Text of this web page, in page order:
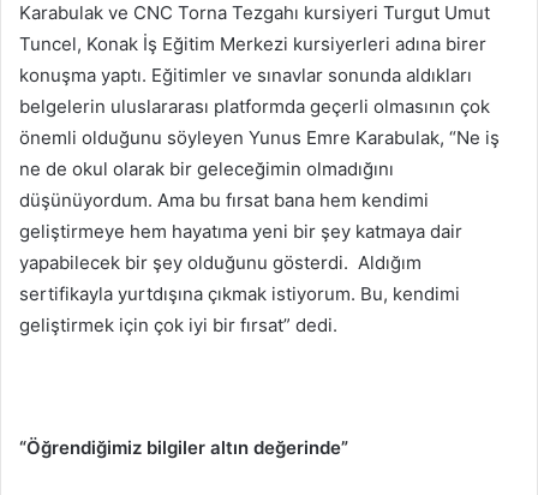
Karabulak ve CNC Torna Tezgahı kursiyeri Turgut Umut
Tuncel, Konak İş Eğitim Merkezi kursiyerleri adına birer
konuşma yaptı. Eğitimler ve sınavlar sonunda aldıkları
belgelerin uluslararası platformda geçerli olmasının çok
önemli olduğunu söyleyen Yunus Emre Karabulak, “Ne iş
ne de okul olarak bir geleceğimin olmadığını
düşünüyordum. Ama bu fırsat bana hem kendimi
geliştirmeye hem hayatıma yeni bir şey katmaya dair
yapabilecek bir şey olduğunu gösterdi. Aldığım
sertifikayla yurtdışına çıkmak istiyorum. Bu, kendimi
geliştirmek için çok iyi bir fırsat” dedi.
“Öğrendiğimiz bilgiler altın değerinde”